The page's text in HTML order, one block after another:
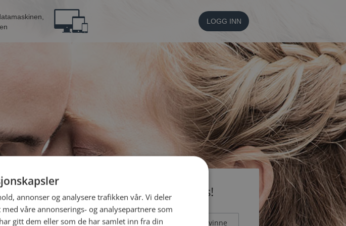
LOGG INN
Bli medlem gratis!
Jeg er en: Mann Kvinne
annonser og analysere trafikken vår. Vi deler
våre annonserings- og analysepartnere som
gitt dem eller som de har samlet inn fra din